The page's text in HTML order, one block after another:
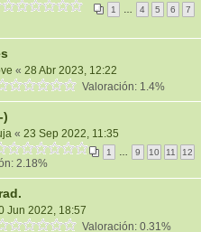
1 4 5 6 7
« 28 Abr 2023, 12:22
Valoración: 1.4%
)
« 23 Sep 2022, 11:35
1 9 10 11 12
2.18%
Jun 2022, 18:57
Valoración: 0.31%